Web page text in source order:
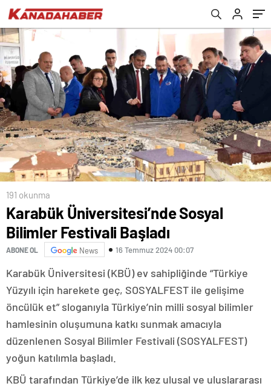
191 okunma
Karabük Üniversitesi’nde Sosyal
Bilimler Festivali Başladı
ABONE OL News 16 Temmuz 2024 00:07
Karabük Üniversitesi (KBÜ) ev sahipliğinde “Türkiye
Yüzyılı için harekete geç, SOSYALFEST ile gelişime
öncülük et” sloganıyla Türkiye’nin milli sosyal bilimler
hamlesinin oluşumuna katkı sunmak amacıyla
düzenlenen Sosyal Bilimler Festivali (SOSYALFEST)
yoğun katılımla başladı.
KBÜ tarafından Türkiye’de ilk kez ulusal ve uluslararası